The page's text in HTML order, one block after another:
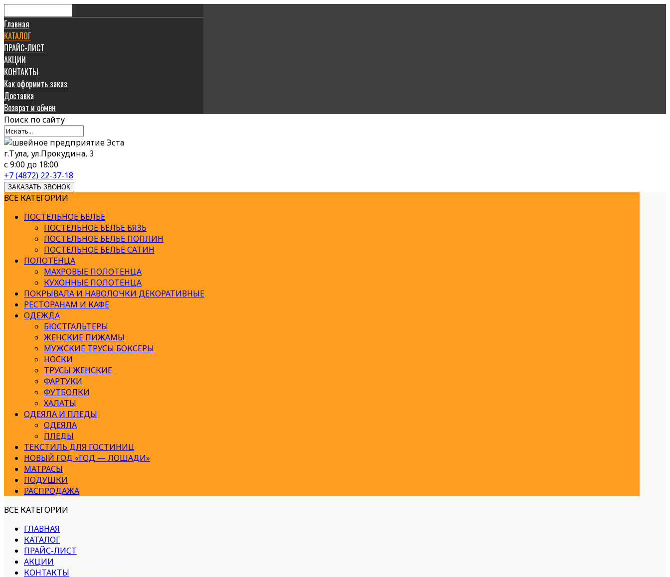
Главная
КАТАЛОГ
ПРАЙС-ЛИСТ
АКЦИИ
КОНТАКТЫ
Как оформить заказ
Доставка
Возврат и обмен
Поиск по сайту
г.Тула, ул.Прокудина, 3
с 9:00 до 18:00
+7 (4872) 22-37-18
ЗАКАЗАТЬ ЗВОНОК
ВСЕ КАТЕГОРИИ
ПОСТЕЛЬНОЕ БЕЛЬЕ
ПОСТЕЛЬНОЕ БЕЛЬЕ БЯЗЬ
ПОСТЕЛЬНОЕ БЕЛЬЕ ПОПЛИН
ПОСТЕЛЬНОЕ БЕЛЬЕ САТИН
ПОЛОТЕНЦА
МАХРОВЫЕ ПОЛОТЕНЦА
КУХОННЫЕ ПОЛОТЕНЦА
ПОКРЫВАЛА И НАВОЛОЧКИ ДЕКОРАТИВНЫЕ
РЕСТОРАНАМ И КАФЕ
ОДЕЖДА
БЮСТГАЛЬТЕРЫ
ЖЕНСКИЕ ПИЖАМЫ
МУЖСКИЕ ТРУСЫ БОКСЕРЫ
НОСКИ
ТРУСЫ ЖЕНСКИЕ
ФАРТУКИ
ФУТБОЛКИ
ХАЛАТЫ
ОДЕЯЛА И ПЛЕДЫ
ОДЕЯЛА
ПЛЕДЫ
ТЕКСТИЛЬ ДЛЯ ГОСТИНИЦ
НОВЫЙ ГОД «ГОД — ЛОШАДИ»
МАТРАСЫ
ПОДУШКИ
РАСПРОДАЖА
ВСЕ КАТЕГОРИИ
ГЛАВНАЯ
КАТАЛОГ
ПРАЙС-ЛИСТ
АКЦИИ
КОНТАКТЫ